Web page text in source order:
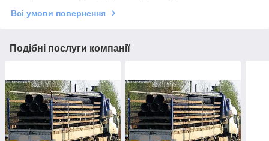
Всі умови повернення
Подібні послуги компанії